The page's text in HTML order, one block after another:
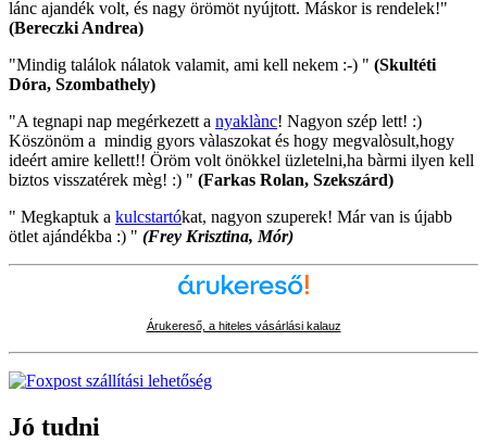
lánc ajandék volt, és nagy örömöt nyújtott. Máskor is rendelek!"
(Bereczki Andrea)
"Mindig találok nálatok valamit, ami kell nekem :-) " (Skultéti
Dóra, Szombathely)
"A tegnapi nap megérkezett a nyaklànc! Nagyon szép lett! :)
Köszönöm a mindig gyors vàlaszokat és hogy megvalòsult,hogy
ideért amire kellett!! Öröm volt önökkel üzletelni,ha bàrmi ilyen kell
biztos visszatérek mèg! :) " (Farkas Rolan, Szekszárd)
" Megkaptuk a kulcstartókat, nagyon szuperek! Már van is újabb
ötlet ajándékba :) " (Frey Krisztina, Mór)
Árukereső, a hiteles vásárlási kalauz
Jó tudni